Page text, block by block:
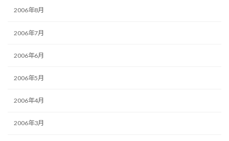
2006年8月
2006年7月
2006年6月
2006年5月
2006年4月
2006年3月